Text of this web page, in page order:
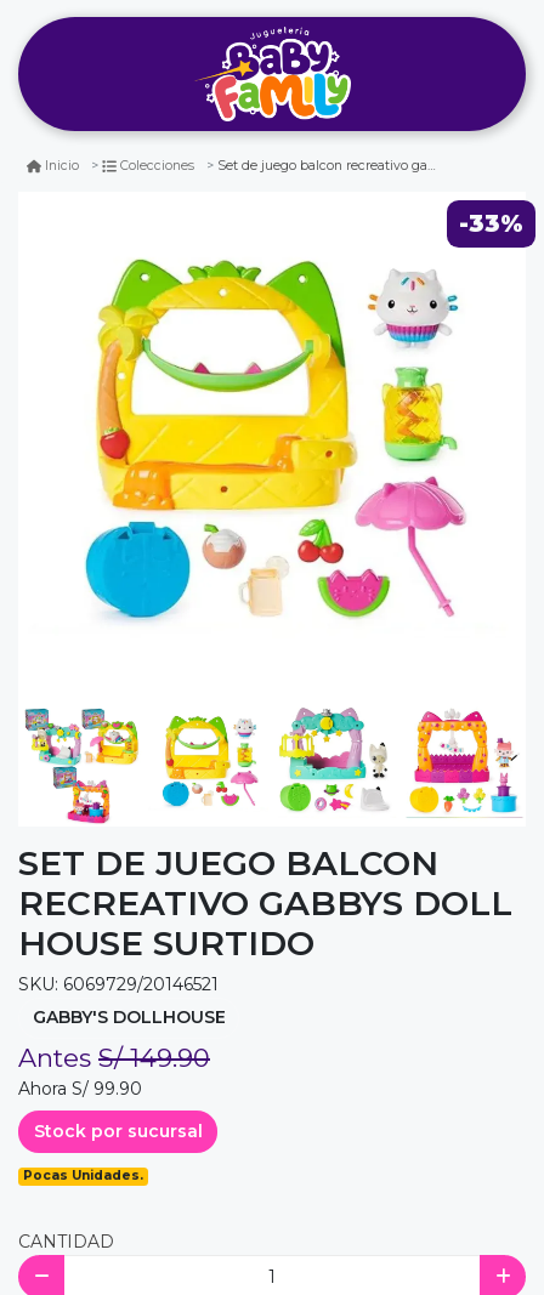
Inicio Colecciones Set de juego balcon recreativo gabbys doll house surtido
-33%
SET DE JUEGO BALCON
RECREATIVO GABBYS DOLL
HOUSE SURTIDO
SKU: 6069729/20146521
GABBY'S DOLLHOUSE
Antes S/ 149.90
Ahora S/ 99.90
Stock por sucursal
Pocas Unidades.
CANTIDAD